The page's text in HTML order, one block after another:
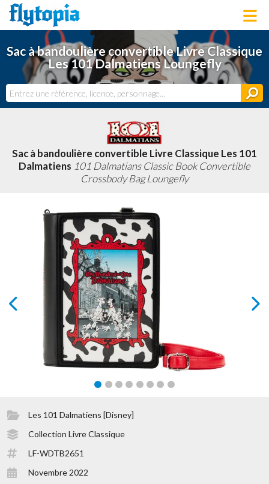
LICENCES
NOUVEAUTÉS
BONS PLANS
ACTUALITÉS
DERNIERS AJOUTS
Sac à bandoulière convertible Livre Classique
Les 101 Dalmatiens Loungefly
Sac à bandoulière convertible Livre Classique Les 101
Dalmatiens 101 Dalmatians Classic Book Convertible
Crossbody Bag Loungefly
Les 101 Dalmatiens [Disney]
Collection Livre Classique
LF-WDTB2651
Novembre 2022